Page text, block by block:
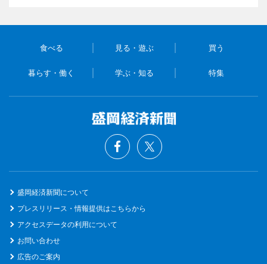
食べる 見る・遊ぶ 買う
暮らす・働く 学ぶ・知る 特集
盛岡経済新聞について
プレスリリース・情報提供はこちらから
アクセスデータの利用について
お問い合わせ
広告のご案内